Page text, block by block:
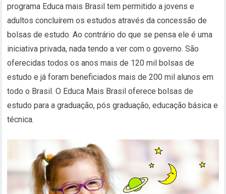
programa Educa mais Brasil tem permitido a jovens e
adultos concluírem os estudos através da concessão de
bolsas de estudo. Ao contrário do que se pensa ele é uma
iniciativa privada, nada tendo a ver com o governo. São
oferecidas todos os anos mais de 120 mil bolsas de
estudo e já foram beneficiados mais de 200 mil alunos em
todo o Brasil. O Educa Mais Brasil oferece bolsas de
estudo para a graduação, pós graduação, educação básica e
técnica.